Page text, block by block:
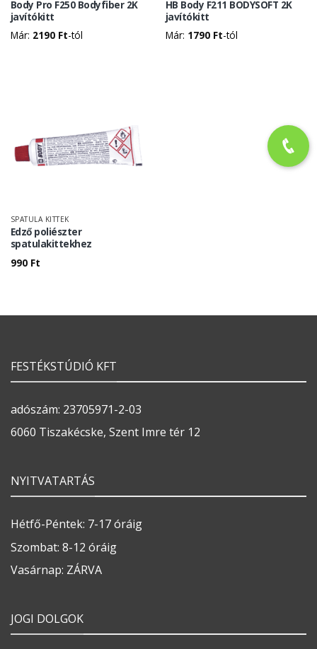
Body Pro F250 Bodyfiber 2K
javítókitt
Már: 2190 Ft-tól
HB Body F211 BODYSOFT 2K
javítókitt
Már: 1790 Ft-tól
SPATULA KITTEK
Edző poliészter
spatulakittekhez
990 Ft
FESTÉKSTÚDIÓ KFT
adószám: 23705971-2-03
6060 Tiszakécske, Szent Imre tér 12
NYITVATARTÁS
Hétfő-Péntek: 7-17 óráig
Szombat: 8-12 óráig
Vasárnap: ZÁRVA
JOGI DOLGOK